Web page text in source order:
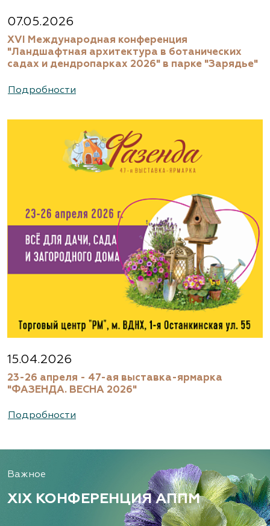
07.05.2026
XVI Международная конференция
"Ландшафтная архитектура в ботанических
садах и дендропарках 2026" в парке "Зарядье"
Подробности
15.04.2026
23-26 апреля - 47-ая выставка-ярмарка
"ФАЗЕНДА. ВЕСНА 2026"
Подробности
Важное
XIX КОНФЕРЕНЦИЯ АППМ